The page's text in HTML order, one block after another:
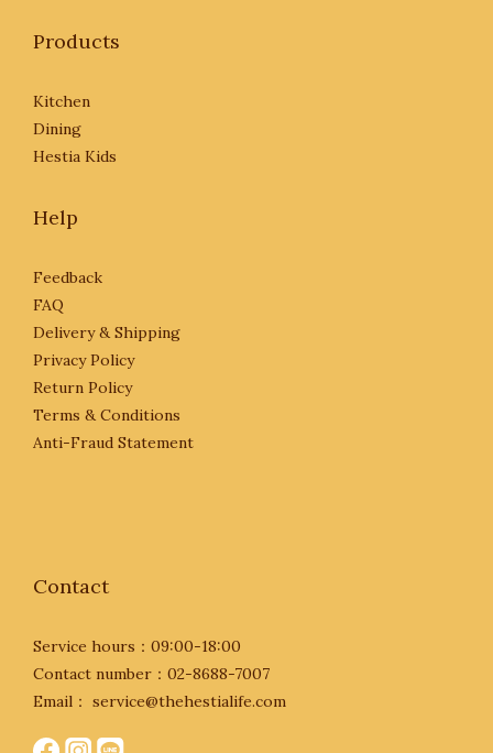
Products
Kitchen
Dining
Hestia Kids
Help
Feedback
FAQ
Delivery & Shipping
Privacy Policy
Return Policy
Terms & Conditions
Anti-Fraud Statement
Contact
Service hours：09:00-18:00
Contact number：02-8688-7007
Email： service@thehestialife.com